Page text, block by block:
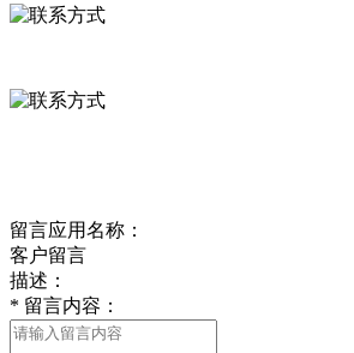
留言应用名称：
客户留言
描述：
* 留言内容：